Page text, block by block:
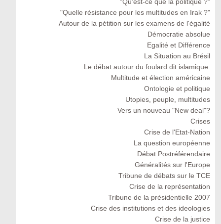
"Quelle résistance pour les multitudes en Irak ?"
Autour de la pétition sur les examens de l'égalité
Démocratie absolue
Egalité et Différence
La Situation au Brésil
Le débat autour du foulard dit islamique.
Multitude et élection américaine
Ontologie et politique
Utopies, peuple, multitudes
Vers un nouveau "New deal"?
Crises
Crise de l'Etat-Nation
La question européenne
Débat Postréférendaire
Généralités sur l'Europe
Tribune de débats sur le TCE
Crise de la représentation
Tribune de la présidentielle 2007
Crise des institutions et des ideologies
Crise de la justice